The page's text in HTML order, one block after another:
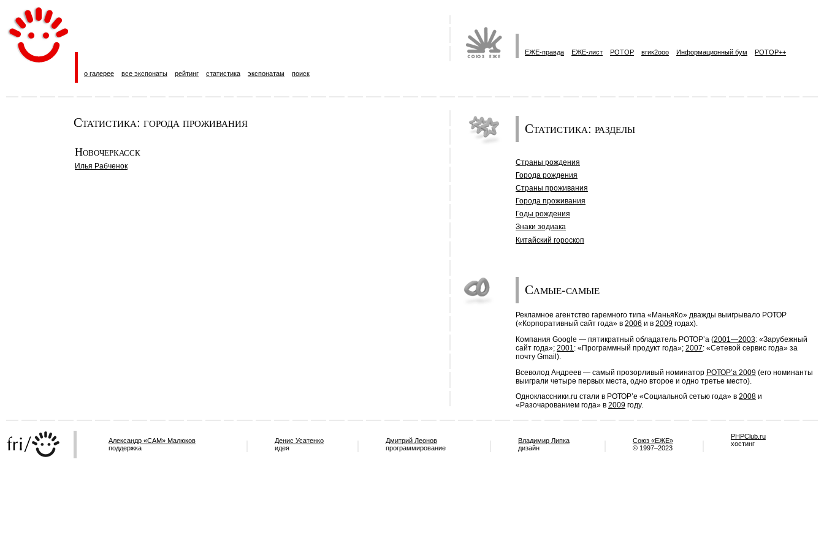
о галерее все экспонаты рейтинг статистика экспонатам поиск
ЕЖЕ-правда ЕЖЕ-лист РОТОР вгик2ooo Информационный бум РОТОР++
Статистика: города проживания
Новочеркасск
Илья Рабченок
Статистика: разделы
Страны рождения
Города рождения
Страны проживания
Города проживания
Годы рождения
Знаки зодиака
Китайский гороскоп
Самые-самые
Рекламное агентство гаремного типа «МаньяКо» дважды выигрывало РОТОР
(«Корпоративный сайт года» в 2006 и в 2009 годах).
Компания Google — пятикратный обладатель РОТОР’a (2001—2003: «Зарубежный
сайт года»; 2001: «Программный продукт года»; 2007: «Сетевой сервис года» за
почту Gmail).
Всеволод Андреев — самый прозорливый номинатор РОТОР’а 2009 (его номинанты
выиграли четыре первых места, одно второе и одно третье место).
Одноклассники.ru стали в РОТОР’e «Социальной сетью года» в 2008 и
«Разочарованием года» в 2009 году.
Александр «САМ» Малюков
поддержка
Денис Усатенко
идея
Дмитрий Леонов
программирование
Владимир Липка
дизайн
Союз «ЕЖЕ»
© 1997–2023
PHPClub.ru
хостинг